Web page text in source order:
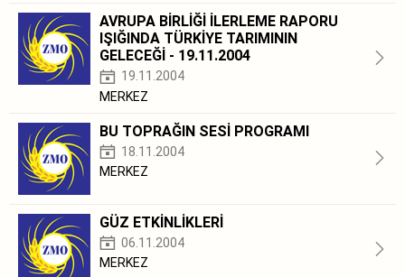
AVRUPA BİRLİĞİ İLERLEME RAPORU
IŞIĞINDA TÜRKİYE TARIMININ
GELECEĞİ - 19.11.2004
19.11.2004
MERKEZ
BU TOPRAĞIN SESİ PROGRAMI
18.11.2004
MERKEZ
GÜZ ETKİNLİKLERİ
06.11.2004
MERKEZ